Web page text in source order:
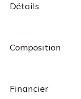
Détails
Composition
Financier